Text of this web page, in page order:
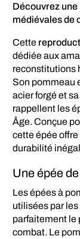
Découvrez une
médiévales de
Cette
dédiée aux
reconstitutions
Son pommeau
acier forgé et
rappellent les
Âge. Conçue
cette épée
durabilité
Une épée
Les épées à
utilisées par
parfaitement le
combat. Le